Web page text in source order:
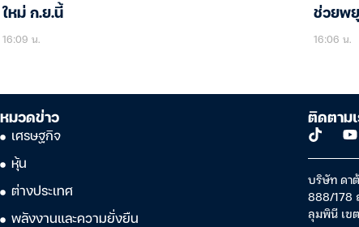
ใหม่ ก.ย.นี้
16:09 น.
ช่วยพ
16:06 น.
หมวดข่าว
เศรษฐกิจ
หุ้น
ต่างประเทศ
พลังงานและความยั่งยืน
ติดตามเ
บริษัท ดา
888/178
ลุมพินี เข